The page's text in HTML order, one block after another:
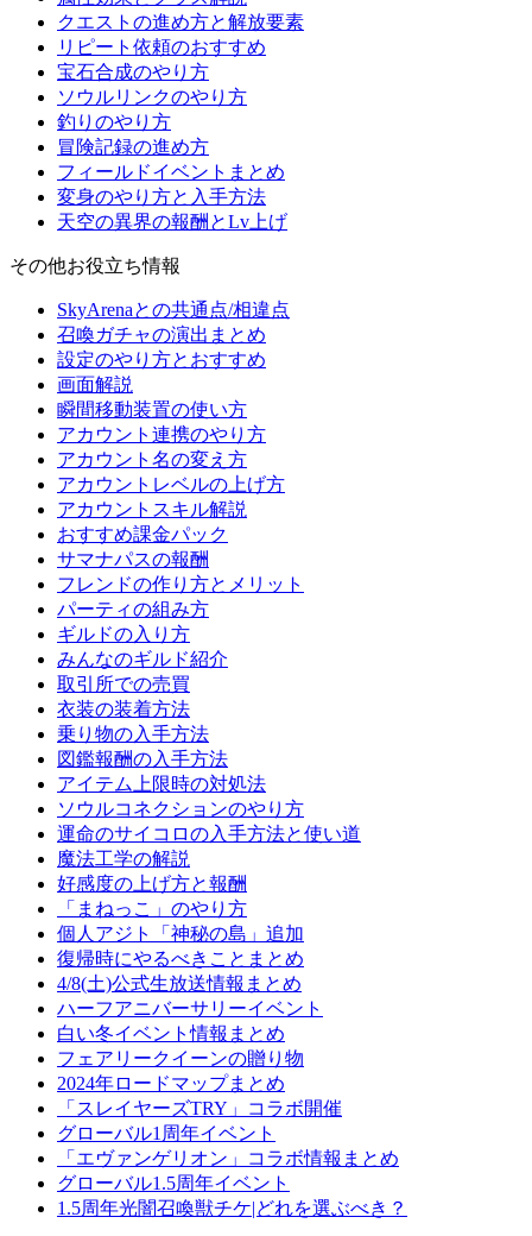
クエストの進め方と解放要素
リピート依頼のおすすめ
宝石合成のやり方
ソウルリンクのやり方
釣りのやり方
冒険記録の進め方
フィールドイベントまとめ
変身のやり方と入手方法
天空の異界の報酬とLv上げ
その他お役立ち情報
SkyArenaとの共通点/相違点
召喚ガチャの演出まとめ
設定のやり方とおすすめ
画面解説
瞬間移動装置の使い方
アカウント連携のやり方
アカウント名の変え方
アカウントレベルの上げ方
アカウントスキル解説
おすすめ課金パック
サマナパスの報酬
フレンドの作り方とメリット
パーティの組み方
ギルドの入り方
みんなのギルド紹介
取引所での売買
衣装の装着方法
乗り物の入手方法
図鑑報酬の入手方法
アイテム上限時の対処法
ソウルコネクションのやり方
運命のサイコロの入手方法と使い道
魔法工学の解説
好感度の上げ方と報酬
「まねっこ」のやり方
個人アジト「神秘の島」追加
復帰時にやるべきことまとめ
4/8(土)公式生放送情報まとめ
ハーフアニバーサリーイベント
白い冬イベント情報まとめ
フェアリークイーンの贈り物
2024年ロードマップまとめ
「スレイヤーズTRY」コラボ開催
グローバル1周年イベント
「エヴァンゲリオン」コラボ情報まとめ
グローバル1.5周年イベント
1.5周年光闇召喚獣チケ|どれを選ぶべき？